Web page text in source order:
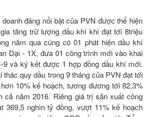
đáng nổi bật của PVN được thể hiện
tăng trữ lượng dầu khí khi đạt tới 8triệu
năm qua cũng có 01 phát hiện dầu khí
Dại - 1X, đưa 01 công trình mới vào khai
9 và ký kết được 1 hợp đồng dầu khí mới.
thác quy dầu trong 9 tháng của PVN đạt tới
10% kế hoạch, tương đương tới 82,3%
cả năm 2016. Riêng giá trị sản xuất công
369,5 nghìn tỷ đồng, vượt 11% kế hoạch